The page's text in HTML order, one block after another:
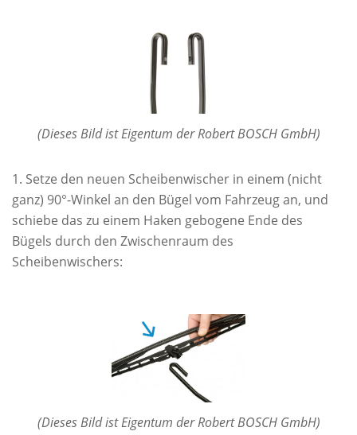
(Dieses Bild ist Eigentum der Robert BOSCH GmbH)
Setze den neuen Scheibenwischer in einem (nicht
ganz) 90°-Winkel an den Bügel vom Fahrzeug an, und
schiebe das zu einem Haken gebogene Ende des
Bügels durch den Zwischenraum des
Scheibenwischers:
(Dieses Bild ist Eigentum der Robert BOSCH GmbH)